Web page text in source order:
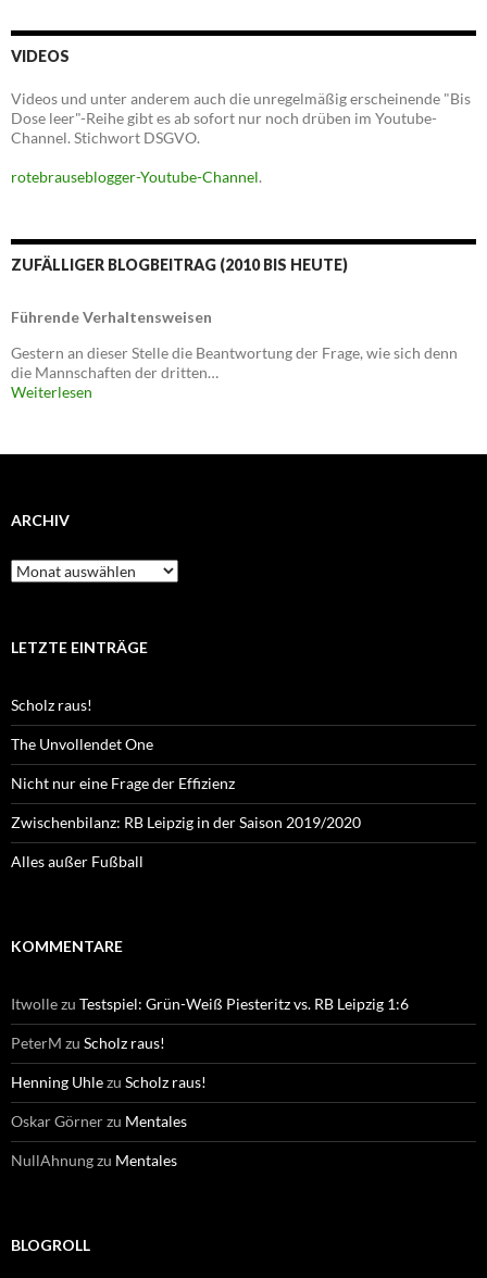
VIDEOS
Videos und unter anderem auch die unregelmäßig erscheinende "Bis
Dose leer"-Reihe gibt es ab sofort nur noch drüben im Youtube-
Channel. Stichwort DSGVO.
rotebrauseblogger-Youtube-Channel.
ZUFÄLLIGER BLOGBEITRAG (2010 BIS HEUTE)
Führende Verhaltensweisen
Gestern an dieser Stelle die Beantwortung der Frage, wie sich denn
die Mannschaften der dritten…
Weiterlesen
ARCHIV
Archiv
LETZTE EINTRÄGE
Scholz raus!
The Unvollendet One
Nicht nur eine Frage der Effizienz
Zwischenbilanz: RB Leipzig in der Saison 2019/2020
Alles außer Fußball
KOMMENTARE
Itwollezu Testspiel: Grün-Weiß Piesteritz vs. RB Leipzig 1:6
PeterM zu Scholz raus!
Henning Uhlezu Scholz raus!
Oskar Görnerzu Mentales
NullAhnungzu Mentales
BLOGROLL